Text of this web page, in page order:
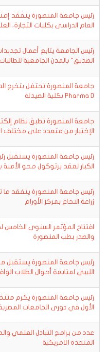
رئيس جامعة المنصورة يتفقد
العام الدراسى بكليات التجارة،
رئيس الجامعة يتابع أعمال
الصديق" بالمدن الجامعية للطالبات
جامعة المنصورة تحتفل بتخرج
Pharma D بكلية الصيدلة
جامعة المنصورة تطبق نظام
الإختيار من متعدد على مختلف
رئيس جامعة المنصورة يستقبل
الكبار لعقد برتوكول محو
رئيس جامعة المنصورة يتفقد ما
زراعة النخاع بمركز الأورام
افتتاح المؤتمر السنوى
والصدر بطب المنصورة
رئيس جامعة المنصورة يستقبل
الليبي لمتابعة أحوال الطلاب
رئيس جامعة المنصورة يكرم
الأول في دورى الجامعات
عدد من برامج التبادل العلمي
المتحده الامريكية